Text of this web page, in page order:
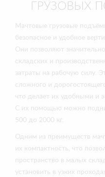
ГРУЗОВЫХ
Мачтовые грузовые
безопасное и удобное
Они позволяют
складских и
затраты на рабочую силу.
сложного и
что делает их удобными и
С их помощью можно
500 до 2000 кг.
Одним из преимуществ
их компактность, что
пространство в малых
установить в узких